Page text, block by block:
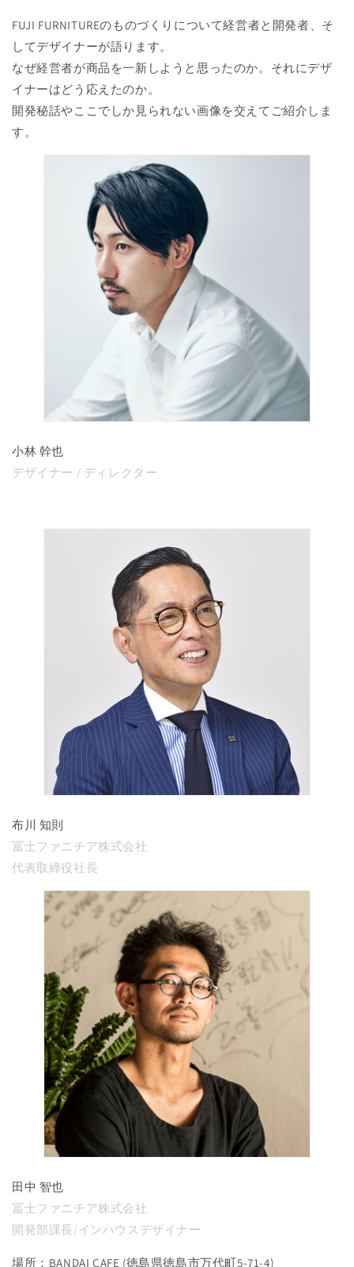
FUJI FURNITUREのものづくりについて経営者と開発者、そ
してデザイナーが語ります。
なぜ経営者が商品を一新しようと思ったのか。それにデザ
イナーはどう応えたのか。
開発秘話やここでしか見られない画像を交えてご紹介しま
す。
小林 幹也
デザイナー / ディレクター
布川 知則
冨士ファニチア株式会社
代表取締役社長
田中 智也
冨士ファニチア株式会社
開発部課長/インハウスデザイナー
場所：BANDAI CAFE (徳島県徳島市万代町5-71-4)